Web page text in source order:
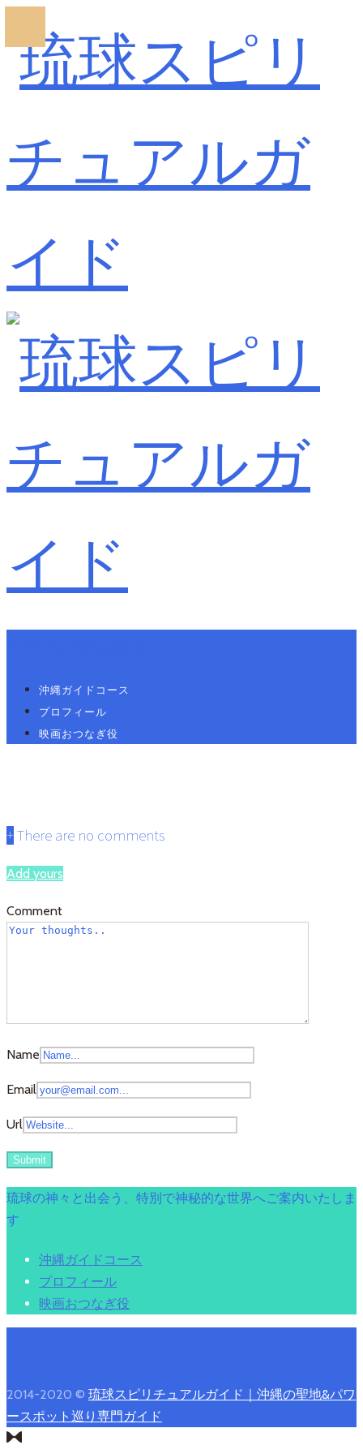
沖縄ガイドコース
プロフィール
映画おつなぎ役
+There are no comments
Add yours
Comment
Name
Email
Url
琉球の神々と出会う、特別で神秘的な世界へご案内いたしま
す
沖縄ガイドコース
プロフィール
映画おつなぎ役
2014-2020 © 琉球スピリチュアルガイド｜沖縄の聖地&パワ
ースポット巡り専門ガイド